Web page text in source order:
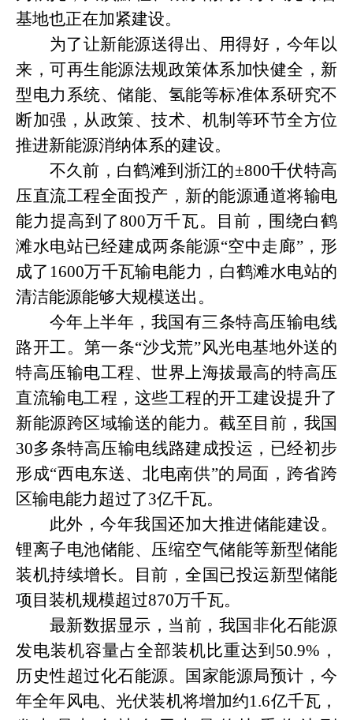
基地也正在加紧建设。
为了让新能源送得出、用得好，今年以
来，可再生能源法规政策体系加快健全，新
型电力系统、储能、氢能等标准体系研究不
断加强，从政策、技术、机制等环节全方位
推进新能源消纳体系的建设。
不久前，白鹤滩到浙江的±800千伏特高
压直流工程全面投产，新的能源通道将输电
能力提高到了800万千瓦。目前，围绕白鹤
滩水电站已经建成两条能源“空中走廊”，形
成了1600万千瓦输电能力，白鹤滩水电站的
清洁能源能够大规模送出。
今年上半年，我国有三条特高压输电线
路开工。第一条“沙戈荒”风光电基地外送的
特高压输电工程、世界上海拔最高的特高压
直流输电工程，这些工程的开工建设提升了
新能源跨区域输送的能力。截至目前，我国
30多条特高压输电线路建成投运，已经初步
形成“西电东送、北电南供”的局面，跨省跨
区输电能力超过了3亿千瓦。
此外，今年我国还加大推进储能建设。
锂离子电池储能、压缩空气储能等新型储能
装机持续增长。目前，全国已投运新型储能
项目装机规模超过870万千瓦。
最新数据显示，当前，我国非化石能源
发电装机容量占全部装机比重达到 50.9%，
历史性超过化石能源。国家能源局预计，今
年全年风电、光伏装机将增加约1.6亿千瓦，